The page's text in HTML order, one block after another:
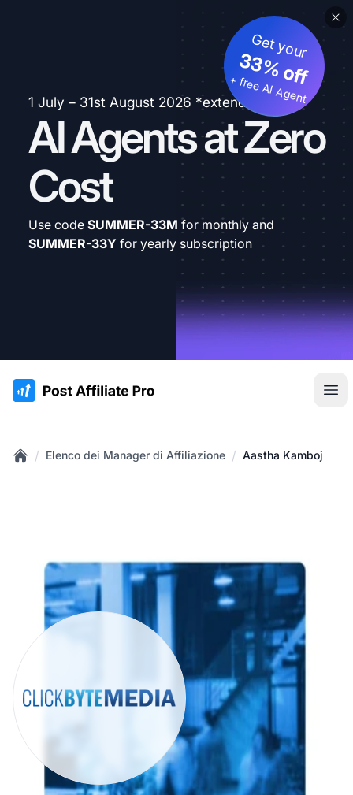
1 July – 31st August 2026 *extended
AI Agents at Zero
Cost
Get your
33% off
+ free AI Agent
Use code SUMMER-33M for monthly and
SUMMER-33Y for yearly subscription
:site.title
/ Elenco dei Manager di Affiliazione / Aastha Kamboj